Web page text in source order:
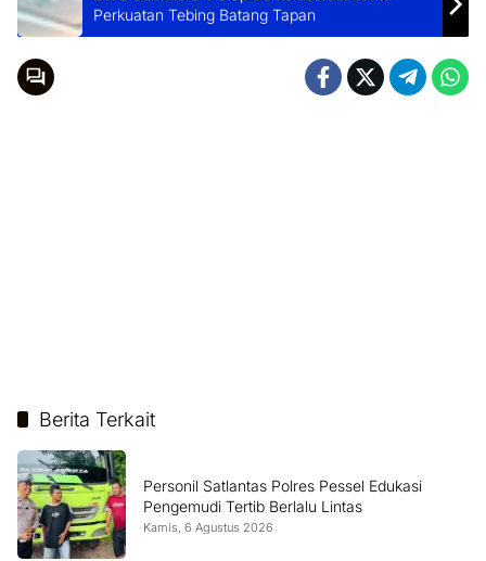
Perkuatan Tebing Batang Tapan
Berita Terkait
Personil Satlantas Polres Pessel Edukasi
Pengemudi Tertib Berlalu Lintas
Kamis, 6 Agustus 2026